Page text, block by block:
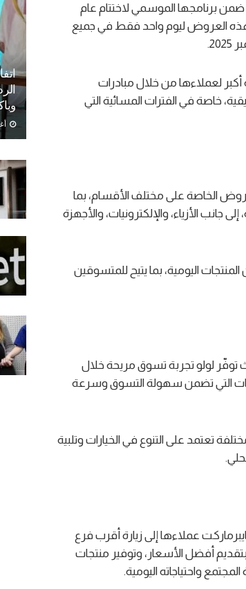
برنامجها الموسمي لاختتام عام
هذه العروض ليوم واحد فقط في جميع
لعملاءها من خلال مبادرات
خاصة في الفترات المسائية التي
الخاصة على مختلف الأقسام، بما
جانب الأزياء، والإلكترونيات، والأجهزة
اليومية، بما يتيح للمتسوقين
2:00 بعد منتصف الليل، حيث توفّر لولو تجربة تسوق مريحة خلال
التي تضمن سهولة التسوق وسرعة
تعتمد على التنوع في الخيارات وتلبية
عملاءها إلى زيارة أقرب فرع
أفضل الأسعار، وتوفير منتجات
واحتياجاته اليومية.